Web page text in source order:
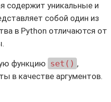
содержит уникальные и
собой один из
в Python отличаются от
функцию set() ,
в качестве аргументов.